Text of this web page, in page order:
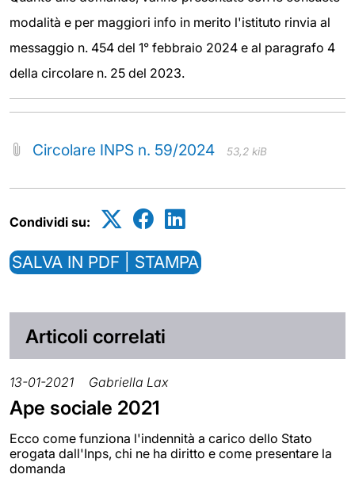
modalità e per maggiori info in merito l'istituto rinvia al
messaggio n. 454 del 1° febbraio 2024 e al paragrafo 4
della circolare n. 25 del 2023.
Circolare INPS n. 59/2024 53,2 kiB
Condividi su:
SALVA IN PDF | STAMPA
Articoli correlati
13-01-2021 Gabriella Lax
Ape sociale 2021
Ecco come funziona l'indennità a carico dello Stato
erogata dall'Inps, chi ne ha diritto e come presentare la
domanda